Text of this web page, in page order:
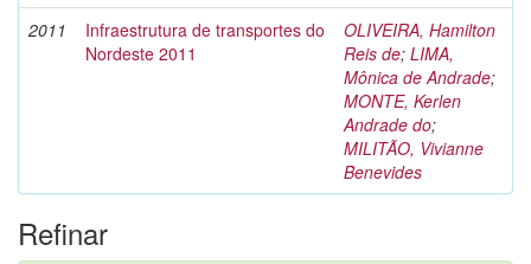
2011
Infraestrutura de transportes do
Nordeste 2011
OLIVEIRA, Hamilton
Reis de; LIMA,
Mônica de Andrade;
MONTE, Kerlen
Andrade do;
MILITÃO, Vivianne
Benevides
Refinar